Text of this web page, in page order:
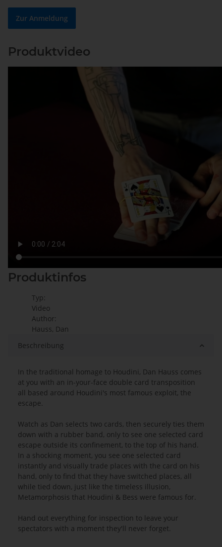
Zur Anmeldung
Produktvideo
Produktinfos
Typ:
Video
Author:
Hauss, Dan
Beschreibung
In the traditional homage to Houdini, Dan Hauss comes
at you with an in-your-face double card transposition
all based around Houdini's most famous exploit, the
escape.
Watch as Dan selects two cards, then securely ties them
down with a rubber band, only to see one selected card
escape outside its confinement, to the top of his hand.
In a shocking moment, you see one selected card
instantly and visually trade places with the card on his
hand, only to find that they have switched places, all
while tied down, just like the timeless illusion,
Metamorphosis that Houdini & Bess were famous for.
Hand out everything for inspection to leave your
spectators with a moment they'll never forget.